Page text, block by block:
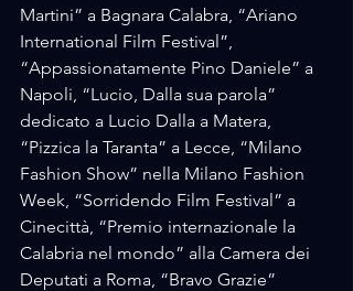
Martini” a Bagnara Calabra, “Ariano
International Film Festival”,
“Appassionatamente Pino Daniele” a
Napoli, “Lucio, Dalla sua parola”
dedicato a Lucio Dalla a Matera,
“Pizzica la Taranta” a Lecce, “Milano
Fashion Show” nella Milano Fashion
Week, “Sorridendo Film Festival” a
Cinecittà, “Premio internazionale la
Calabria nel mondo” alla Camera dei
Deputati a Roma, “Bravo Grazie”